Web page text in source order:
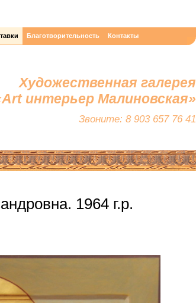
Благотворительность Контакты
Художественная галерея
интерьер Малиновская»
Звоните: 8 903 657 76 41
1964 г.р.